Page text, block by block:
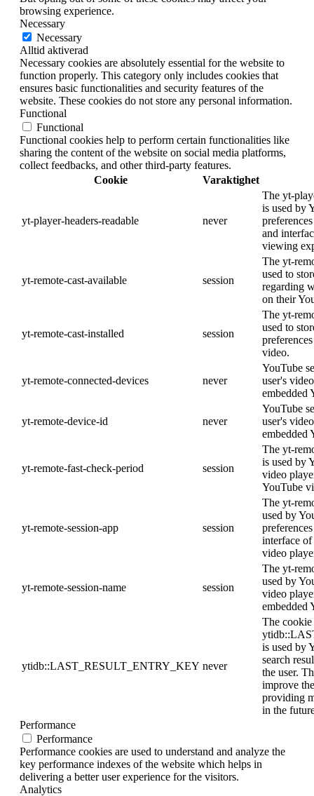
browsing experience.
Necessary
Necessary
Alltid aktiverad
Necessary cookies are absolutely essential for the website to
function properly. This category only includes cookies that
ensures basic functionalities and security features of the
website. These cookies do not store any personal information.
Functional
Functional
Functional cookies help to perform certain functionalities like
sharing the content of the website on social media platforms,
collect feedbacks, and other third-party features.
Cookie
Varaktighet
yt-player-headers-readable never
The yt-
is used by
and
viewing
yt-remote-cast-available session
The yt-
used to
regarding
on their
yt-remote-cast-installed session
The yt-
used to
video.
yt-remote-connected-devices never
YouTube
user's
embedded
yt-remote-device-id never
YouTube
user's
embedded
yt-remote-fast-check-period session
The yt-
is used by
video
YouTube
yt-remote-session-app session
The yt-
used by
interface of
video
yt-remote-session-name session
The yt-
used by
video
embedded
ytidb::LAST_RESULT_ENTRY_KEY never
The cookie
is used by
search
the user.
improve
providing
in the
Performance
Performance
Performance cookies are used to understand and analyze the
key performance indexes of the website which helps in
delivering a better user experience for the visitors.
Analytics